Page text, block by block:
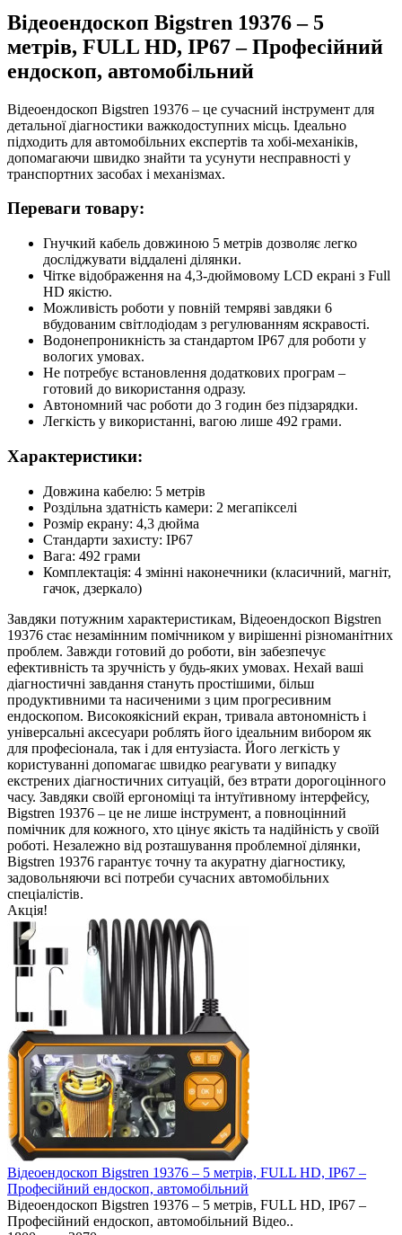
Відеоендоскоп Bigstren 19376 – 5
метрів, FULL HD, IP67 – Професійний
ендоскоп, автомобільний
Відеоендоскоп Bigstren 19376 – це сучасний інструмент для
детальної діагностики важкодоступних місць. Ідеально
підходить для автомобільних експертів та хобі-механіків,
допомагаючи швидко знайти та усунути несправності у
транспортних засобах і механізмах.
Переваги товару:
Гнучкий кабель довжиною 5 метрів дозволяє легко
досліджувати віддалені ділянки.
Чітке відображення на 4,3-дюймовому LCD екрані з Full
HD якістю.
Можливість роботи у повній темряві завдяки 6
вбудованим світлодіодам з регулюванням яскравості.
Водонепроникність за стандартом IP67 для роботи у
вологих умовах.
Не потребує встановлення додаткових програм –
готовий до використання одразу.
Автономний час роботи до 3 годин без підзарядки.
Легкість у використанні, вагою лише 492 грами.
Характеристики:
Довжина кабелю: 5 метрів
Роздільна здатність камери: 2 мегапікселі
Розмір екрану: 4,3 дюйма
Стандарти захисту: IP67
Вага: 492 грами
Комплектація: 4 змінні наконечники (класичний, магніт,
гачок, дзеркало)
Завдяки потужним характеристикам, Відеоендоскоп Bigstren
19376 стає незамінним помічником у вирішенні різноманітних
проблем. Завжди готовий до роботи, він забезпечує
ефективність та зручність у будь-яких умовах. Нехай ваші
діагностичні завдання стануть простішими, більш
продуктивними та насиченими з цим прогресивним
ендоскопом. Високоякісний екран, тривала автономність і
універсальні аксесуари роблять його ідеальним вибором як
для професіонала, так і для ентузіаста. Його легкість у
користуванні допомагає швидко реагувати у випадку
екстрених діагностичних ситуацій, без втрати дорогоцінного
часу. Завдяки своїй ергономіці та інтуїтивному інтерфейсу,
Bigstren 19376 – це не лише інструмент, а повноцінний
помічник для кожного, хто цінує якість та надійність у своїй
роботі. Незалежно від розташування проблемної ділянки,
Bigstren 19376 гарантує точну та акуратну діагностику,
задовольняючи всі потреби сучасних автомобільних
спеціалістів.
Акція!
Відеоендоскоп Bigstren 19376 – 5 метрів, FULL HD, IP67 –
Професійний ендоскоп, автомобільний
Відеоендоскоп Bigstren 19376 – 5 метрів, FULL HD, IP67 –
Професійний ендоскоп, автомобільний Відео..